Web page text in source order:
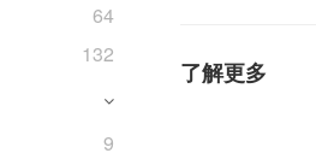
64
132
9
了解更多